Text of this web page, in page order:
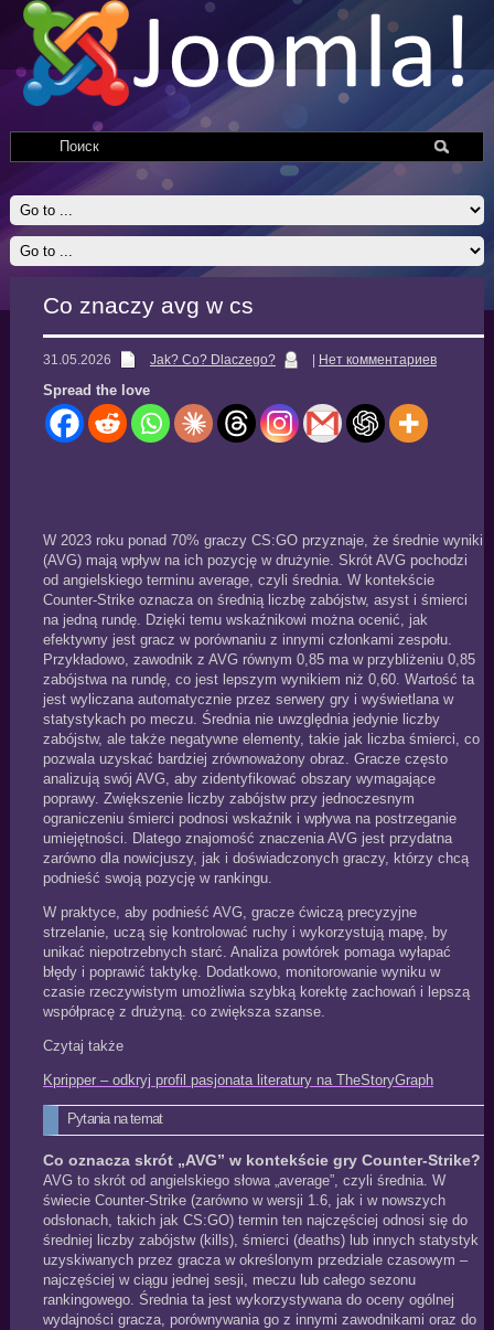
Co znaczy avg w cs
31.05.2026 Jak? Co? Dlaczego? Нет комментариев
Spread the love
W 2023 roku ponad 70% graczy CS:GO przyznaje, że średnie wyniki
(AVG) mają wpływ na ich pozycję w drużynie. Skrót AVG pochodzi
od angielskiego terminu average, czyli średnia. W kontekście
Counter‑Strike oznacza on średnią liczbę zabójstw, asyst i śmierci
na jedną rundę. Dzięki temu wskaźnikowi można ocenić, jak
efektywny jest gracz w porównaniu z innymi członkami zespołu.
Przykładowo, zawodnik z AVG równym 0,85 ma w przybliżeniu 0,85
zabójstwa na rundę, co jest lepszym wynikiem niż 0,60. Wartość ta
jest wyliczana automatycznie przez serwery gry i wyświetlana w
statystykach po meczu. Średnia nie uwzględnia jedynie liczby
zabójstw, ale także negatywne elementy, takie jak liczba śmierci, co
pozwala uzyskać bardziej zrównoważony obraz. Gracze często
analizują swój AVG, aby zidentyfikować obszary wymagające
poprawy. Zwiększenie liczby zabójstw przy jednoczesnym
ograniczeniu śmierci podnosi wskaźnik i wpływa na postrzeganie
umiejętności. Dlatego znajomość znaczenia AVG jest przydatna
zarówno dla nowicjuszy, jak i doświadczonych graczy, którzy chcą
podnieść swoją pozycję w rankingu.
W praktyce, aby podnieść AVG, gracze ćwiczą precyzyjne
strzelanie, uczą się kontrolować ruchy i wykorzystują mapę, by
unikać niepotrzebnych starć. Analiza powtórek pomaga wyłapać
błędy i poprawić taktykę. Dodatkowo, monitorowanie wyniku w
czasie rzeczywistym umożliwia szybką korektę zachowań i lepszą
współpracę z drużyną. co zwiększa szanse.
Czytaj także
Kpripper – odkryj profil pasjonata literatury na TheStoryGraph
Pytania na temat
Co oznacza skrót „AVG” w kontekście gry Counter‑Strike?
AVG to skrót od angielskiego słowa „average”, czyli średnia. W
świecie Counter‑Strike (zarówno w wersji 1.6, jak i w nowszych
odsłonach, takich jak CS:GO) termin ten najczęściej odnosi się do
średniej liczby zabójstw (kills), śmierci (deaths) lub innych statystyk
uzyskiwanych przez gracza w określonym przedziale czasowym –
najczęściej w ciągu jednej sesji, meczu lub całego sezonu
rankingowego. Średnia ta jest wykorzystywana do oceny ogólnej
wydajności gracza, porównywania go z innymi zawodnikami oraz do